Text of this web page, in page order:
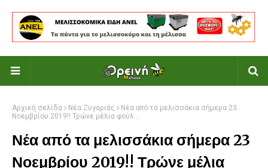
Αρχική σελίδα Νέα Ζυγαριάς
Νέα από τα μελισσάκια σήμερα 23
Νοεμβρίου 2019!! Τρώνε μέλια φούλ...
Νέα από τα μελισσάκια σήμερα 23
Νοεμβρίου 2019!! Τρώνε μέλια